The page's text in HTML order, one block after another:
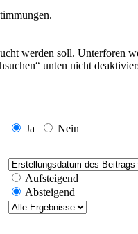
werden soll. Unterforen
unten nicht
Ja Nein
Aufsteigend
Absteigend